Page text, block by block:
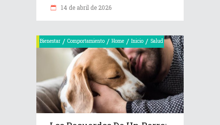
14 de abril de 2026
Bienestar / Comportamiento / Home / Inicio / Salud